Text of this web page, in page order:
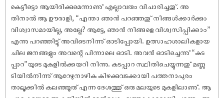
കെട്ടീട്ടൊ ആയിരിക്കുമെന്നാണു് എല്ലാവരും വിചാരിച്ചതു്. അ
തിനാൽ ആ ഊരാളി, “എന്താ ഞാൻ പറഞ്ഞതു് നിങ്ങൾക്കാർക്കും
വിശ്വാസമായില്ല, അല്ലേ? ആട്ടേ, ഞാൻ നിങ്ങളെ വിശ്വസിപ്പിക്കാം”
എന്നു പറഞ്ഞിട്ടു് അവിടെനിന്നു് ഓടിപ്പോയി. ഉത്സാഹശാലികളായ
ചില ജനങ്ങളും അവന്റെ പിന്നാലെ ഓടി. അവൻ ഓടിച്ചെന്നു് “കുട
പ്പാറ”യുടെ മുകളിൽക്കയറി നിന്നു. കുടപ്പാറ സ്ഥിതിചെയ്യുന്നതു് മണ്ണ
ടിയിൽനിന്നു് ആറേഴുനാഴിക കിഴക്കുവടക്കായി പത്തനാപുരം
താലൂക്കിൽ കലഞ്ഞൂരു് എന്ന ദേശത്തു് ഒരു മലയുടെ മുകളിലാണു്. ആ